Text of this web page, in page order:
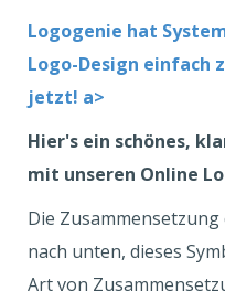
Logogenie hat
Logo-Design einfach
jetzt! a>
Hier's ein schönes,
mit unseren Online
Die
nach unten, dieses
Art von